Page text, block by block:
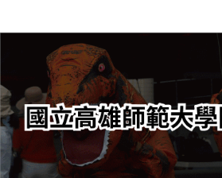
轉
要
內
容